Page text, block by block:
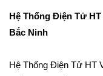
Hệ Thống Điện Tử
Bắc Ninh
Hệ Thống Điện Tử HT